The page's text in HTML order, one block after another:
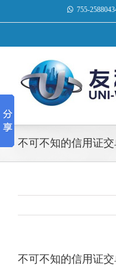
755-
不可不知的信用证交
不可不知的信用证交